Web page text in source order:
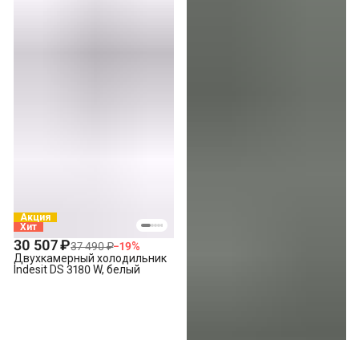
Акция
Хит
30 507 ₽37 490 ₽−19%
Двухкамерный холодильник
Indesit DS 3180 W, белый